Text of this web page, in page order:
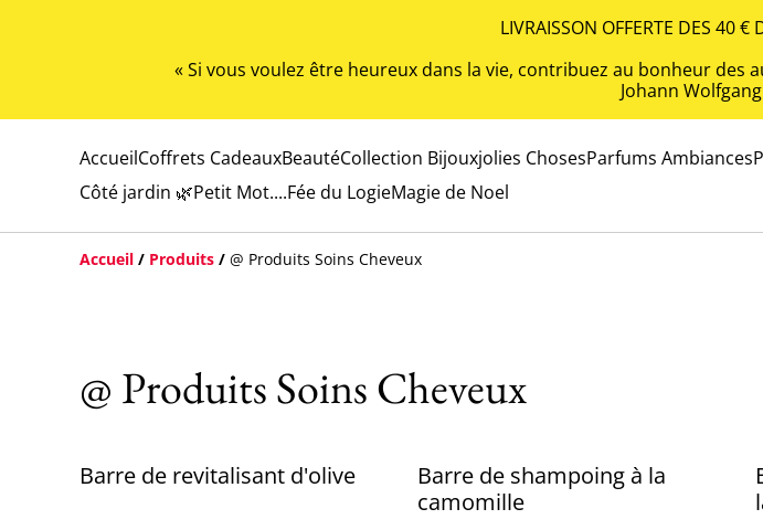
LIVRAISSON OFFERTE DES 40
« Si vous voulez être heureux dans la vie, contribuez au bonheur
Johann
AccueilCoffrets CadeauxBeautéCollection Bijouxjolies ChosesParfums Ambiances
Côté jardin 🌿Petit Mot....Fée du LogieMagie de Noel
Accueil / Produits / @ Produits Soins Cheveux
@ Produits Soins Cheveux
Barre de revitalisant d'olive
Barre de shampoing à la
camomille